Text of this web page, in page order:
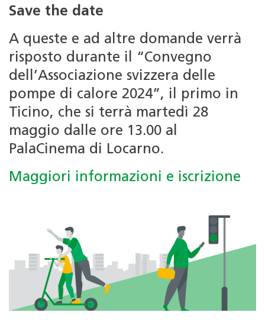
Save the date
A queste e ad altre domande verrà
risposto durante il “Convegno
dell’Associazione svizzera delle
pompe di calore 2024”, il primo in
Ticino, che si terrà martedì 28
maggio dalle ore 13.00 al
PalaCinema di Locarno.
Maggiori informazioni e iscrizione